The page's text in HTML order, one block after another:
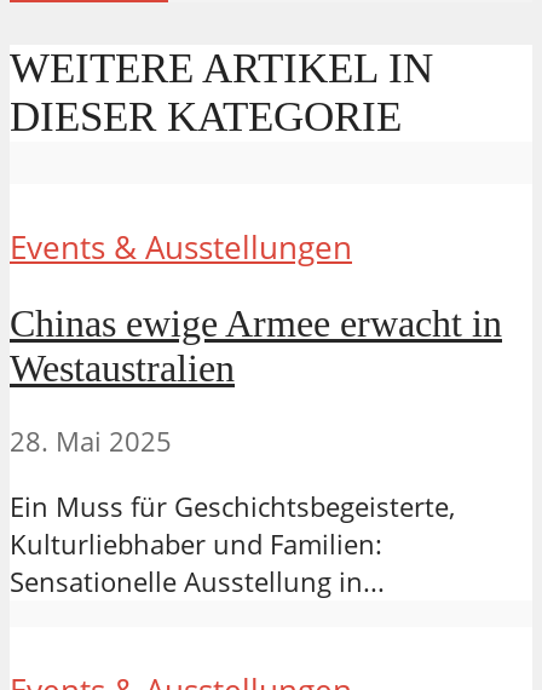
WEITERE ARTIKEL IN
DIESER KATEGORIE
Events & Ausstellungen
Chinas ewige Armee erwacht in
Westaustralien
28. Mai 2025
Ein Muss für Geschichtsbegeisterte,
Kulturliebhaber und Familien:
Sensationelle Ausstellung in...